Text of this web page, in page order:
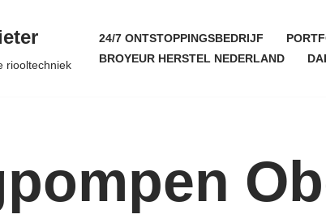
riooltechniek
24/7 ONTSTOPPINGSBEDRIJF
BROYEUR HERSTEL NEDERLAND